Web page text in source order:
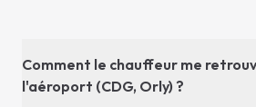
Comment le chauffeur me
l'aéroport (CDG, Orly) ?